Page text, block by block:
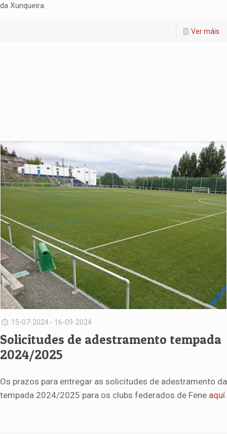
da Xunqueira.
Ver máis
15-07-2024 - 16-09-2024
Solicitudes de adestramento tempada
2024/2025
Os prazos para entregar as solicitudes de adestramento da
tempada 2024/2025 para os clubs federados de Fene aquí